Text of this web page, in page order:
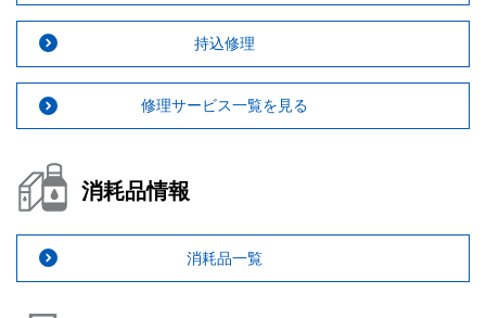
持込修理
修理サービス一覧を見る
消耗品情報
消耗品一覧